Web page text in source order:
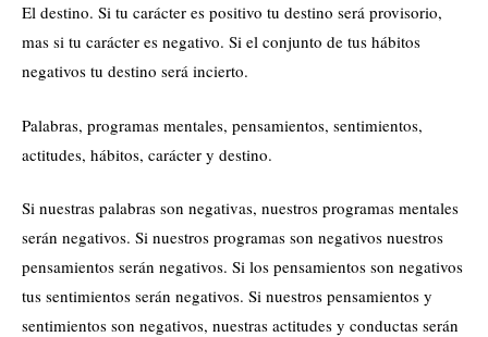
El destino. Si tu carácter es positivo tu destino será provisorio,
mas si tu carácter es negativo. Si el conjunto de tus hábitos
negativos tu destino será incierto.
Palabras, programas mentales, pensamientos, sentimientos,
actitudes, hábitos, carácter y destino.
Si nuestras palabras son negativas, nuestros programas mentales
serán negativos. Si nuestros programas son negativos nuestros
pensamientos serán negativos. Si los pensamientos son negativos
tus sentimientos serán negativos. Si nuestros pensamientos y
sentimientos son negativos, nuestras actitudes y conductas serán